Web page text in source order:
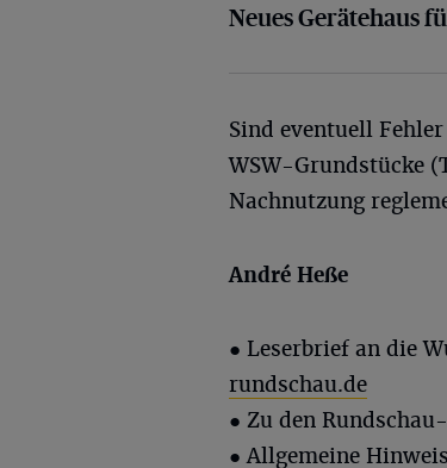
Neues Gerätehaus
Sind eventuell
WSW-Grundstücke
Nachnutzung
André Heße
● Leserbrief an die
rundschau.de
● Zu den
● Allgemeine